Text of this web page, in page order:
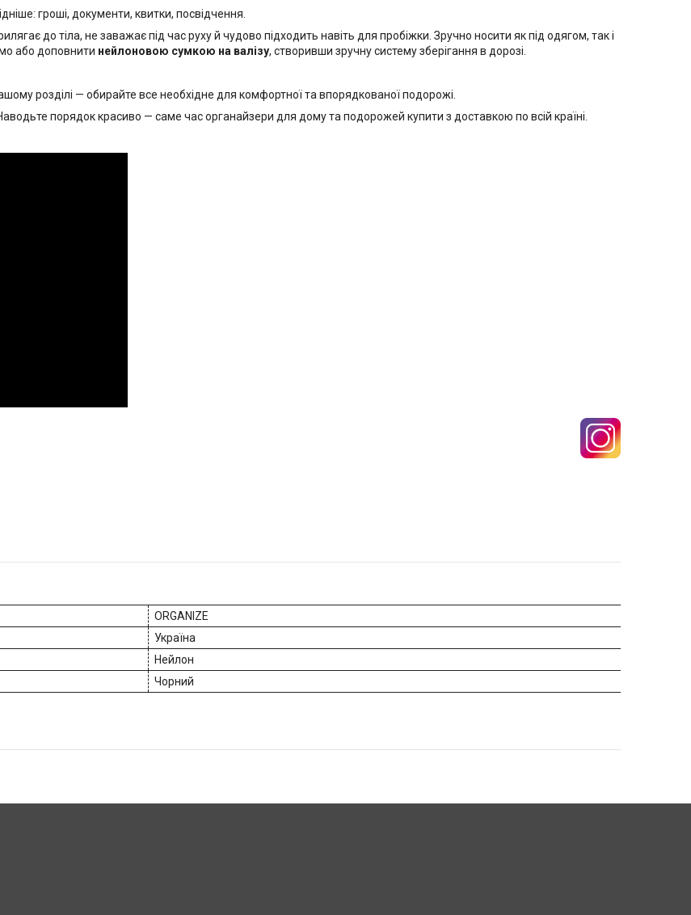
гроші, документи, квитки, посвідчення.
до тіла, не заважає під час руху й чудово підходить навіть для пробіжки. Зручно носити як під одягом, так і
або доповнити нейлоновою сумкою на валізу, створивши зручну систему зберігання в дорозі.
розділі — обирайте все необхідне для комфортної та впорядкованої подорожі.
порядок красиво — саме час органайзери для дому та подорожей купити з доставкою по всій країні.
ORGANIZE
Україна
Нейлон
Чорний